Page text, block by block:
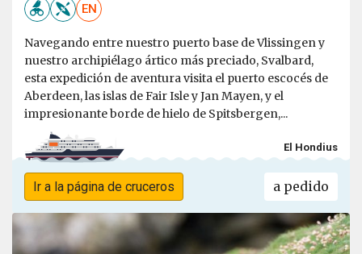
EN
Navegando entre nuestro puerto base de Vlissingen y
nuestro archipiélago ártico más preciado, Svalbard,
esta expedición de aventura visita el puerto escocés de
Aberdeen, las islas de Fair Isle y Jan Mayen, y el
impresionante borde de hielo de Spitsbergen,...
El Hondius
Ir a la página de cruceros a pedido